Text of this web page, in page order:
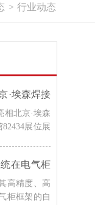
> 行业动态
·埃森焊接
展位
相北京·埃森
展位展
化与智能制
在电气柜
高精度、高
柜框架的自